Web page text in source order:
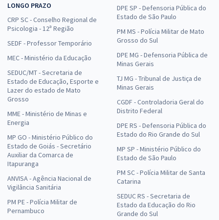
LONGO PRAZO
CRP SC - Conselho Regional de
Psicologia - 12ª Região
SEDF - Professor Temporário
MEC - Ministério da Educação
SEDUC/MT - Secretaria de
Estado de Educação, Esporte e
Lazer do estado de Mato
Grosso
MME - Ministério de Minas e
Energia
MP GO - Ministério Público do
Estado de Goiás - Secretário
Auxiliar da Comarca de
Itapuranga
ANVISA - Agência Nacional de
Vigilância Sanitária
PM PE - Polícia Militar de
Pernambuco
DPE SP - Defensoria Pública do
Estado de São Paulo
PM MS - Polícia Militar de Mato
Grosso do Sul
DPE MG - Defensoria Pública de
Minas Gerais
TJ MG - Tribunal de Justiça de
Minas Gerais
CGDF - Controladoria Geral do
Distrito Federal
DPE RS - Defensoria Pública do
Estado do Rio Grande do Sul
MP SP - Ministério Público do
Estado de São Paulo
PM SC - Polícia Militar de Santa
Catarina
SEDUC RS - Secretaria de
Estado da Educação do Rio
Grande do Sul